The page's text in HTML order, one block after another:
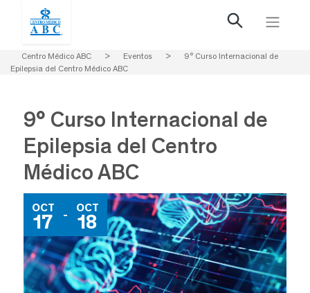
Centro Médico ABC > Eventos >
9° Curso Internacional de
Epilepsia del Centro Médico ABC
9° Curso Internacional de
Epilepsia del Centro
Médico ABC
OCT
17 -
OCT
18